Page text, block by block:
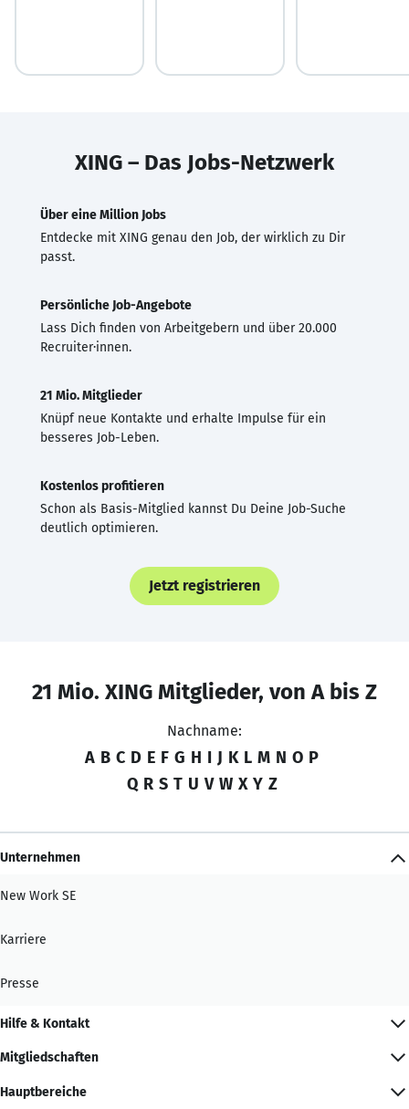
XING – Das Jobs-Netzwerk
Über eine Million Jobs
Entdecke mit XING genau den Job, der wirklich zu Dir
passt.
Persönliche Job-Angebote
Lass Dich finden von Arbeitgebern und über 20.000
Recruiter·innen.
21 Mio. Mitglieder
Knüpf neue Kontakte und erhalte Impulse für ein
besseres Job-Leben.
Kostenlos profitieren
Schon als Basis-Mitglied kannst Du Deine Job-Suche
deutlich optimieren.
Jetzt registrieren
21 Mio. XING Mitglieder, von A bis Z
Nachname:
A B C D E F G H I J K L M N O P
Q R S T U V W X Y Z
Unternehmen
New Work SE
Karriere
Presse
Hilfe & Kontakt
Mitgliedschaften
Hauptbereiche